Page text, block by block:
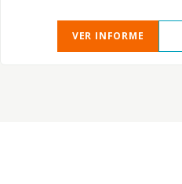
VER INFORME